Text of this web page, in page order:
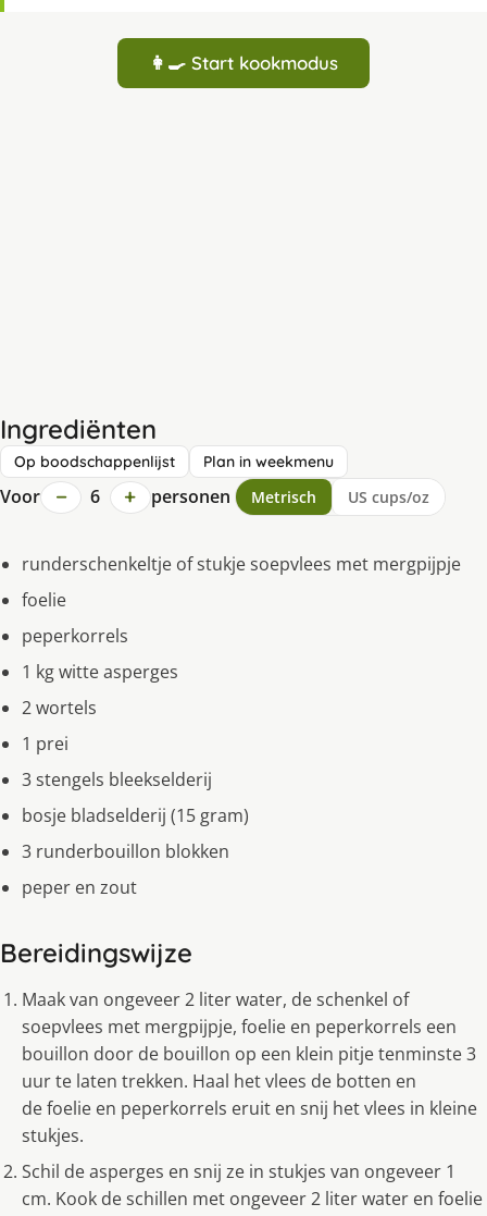
👩‍🍳 Start kookmodus
Ingrediënten
Op boodschappenlijst Plan in weekmenu
Voor − 6 + personen Metrisch US cups/oz
runderschenkeltje of stukje soepvlees met mergpijpje
foelie
peperkorrels
1 kg witte asperges
2 wortels
1 prei
3 stengels bleekselderij
bosje bladselderij (15 gram)
3 runderbouillon blokken
peper en zout
Bereidingswijze
Maak van ongeveer 2 liter water, de schenkel of
soepvlees met mergpijpje, foelie en peperkorrels een
bouillon door de bouillon op een klein pitje tenminste 3
uur te laten trekken. Haal het vlees de botten en
de foelie en peperkorrels eruit en snij het vlees in kleine
stukjes.
Schil de asperges en snij ze in stukjes van ongeveer 1
cm. Kook de schillen met ongeveer 2 liter water en foelie